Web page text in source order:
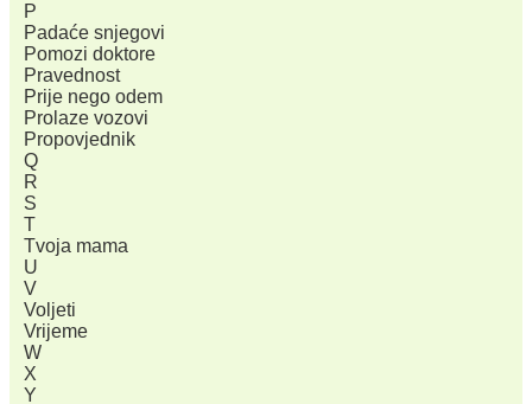
P
Padaće snjegovi
Pomozi doktore
Pravednost
Prije nego odem
Prolaze vozovi
Propovjednik
Q
R
S
T
Tvoja mama
U
V
Voljeti
Vrijeme
W
X
Y